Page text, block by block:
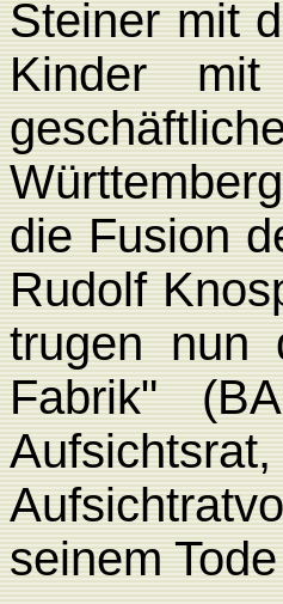
Steiner mit
Kinder
die Fusion
Rudolf
trugen nun
Fabrik"
seinem